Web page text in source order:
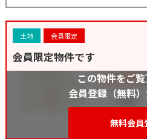
土地 会員限定
会員限定物件です
この物件をご覧
会員登録（無料）
無料会員